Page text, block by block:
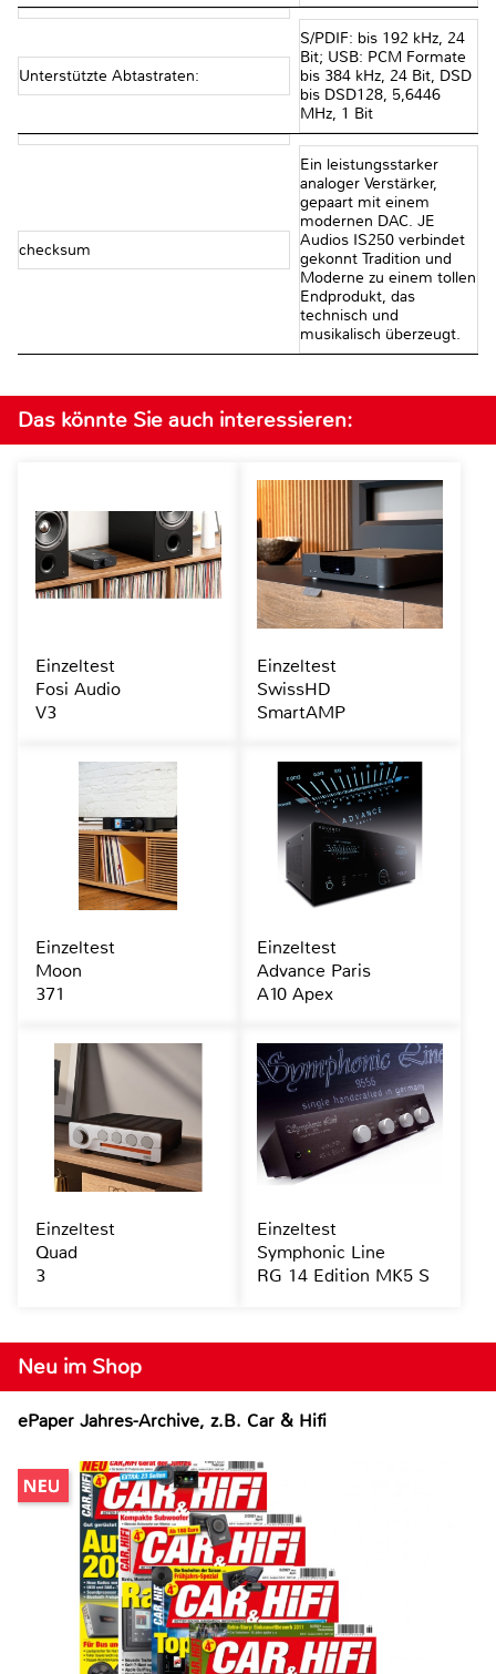
Unterstützte Abtastraten:
S/PDIF: bis 192 kHz, 24
Bit; USB: PCM Formate
bis 384 kHz, 24 Bit, DSD
bis DSD128, 5,6446
MHz, 1 Bit
checksum
Ein leistungsstarker
analoger Verstärker,
gepaart mit einem
modernen DAC. JE
Audios IS250 verbindet
gekonnt Tradition und
Moderne zu einem tollen
Endprodukt, das
technisch und
musikalisch überzeugt.
Neu im Shop
ePaper Jahres-Archive, z.B. Car & Hifi
Das könnte Sie auch interessieren:
Einzeltest
Fosi Audio
V3
Einzeltest
SwissHD
SmartAMP
Einzeltest
Moon
371
Einzeltest
Advance Paris
A10 Apex
Einzeltest
Quad
3
Einzeltest
Symphonic Line
RG 14 Edition MK5 S